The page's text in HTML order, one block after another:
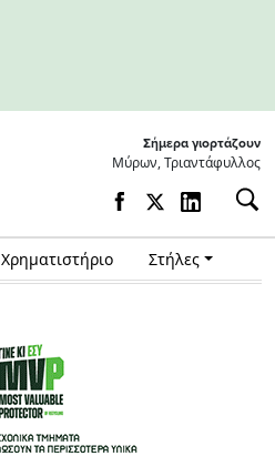
Σήμερα γιορτάζουν
Μύρων, Τριαντάφυλλος
Χρηματιστήριο Στήλες